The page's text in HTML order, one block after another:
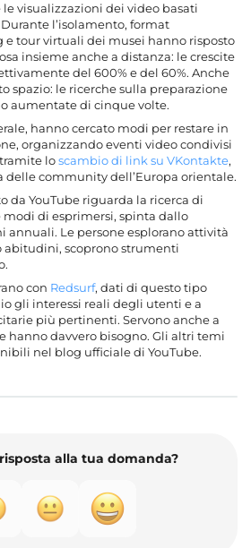
visualizzazioni dei video basati
l’isolamento, format
tour virtuali dei musei hanno risposto
insieme anche a distanza: le crescite
del 600% e del 60%. Anche
spazio: le ricerche sulla preparazione
aumentate di cinque volte.
hanno cercato modi per restare in
organizzando eventi video condivisi
loscambio di link su VKontakte,
community dell’Europa orientale.
da YouTube riguarda la ricerca di
modi di esprimersi, spinta dallo
annuali. Le persone esplorano attività
abitudini, scoprono strumenti
con Redsurf, dati di questo tipo
gli interessi reali degli utenti e a
più pertinenti. Servono anche a
hanno davvero bisogno. Gli altri temi
nel blog ufficiale di YouTube.
alla tua domanda?